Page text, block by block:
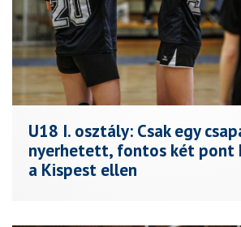
U18 I. osztály: Csak egy
nyerhetett, fontos két pont
a Kispest ellen